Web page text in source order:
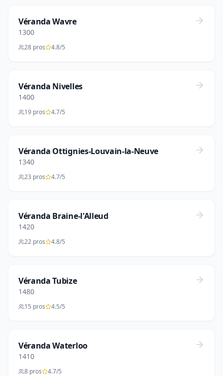
Véranda Wavre
1300
28 pros 4.8/5
Véranda Nivelles
1400
19 pros 4.7/5
Véranda Ottignies-Louvain-la-Neuve
1340
23 pros 4.7/5
Véranda Braine-l'Alleud
1420
22 pros 4.8/5
Véranda Tubize
1480
15 pros 4.5/5
Véranda Waterloo
1410
8 pros 4.7/5